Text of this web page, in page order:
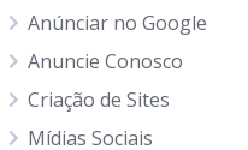
Anúnciar no Google
Anuncie Conosco
Criação de Sites
Mídias Sociais